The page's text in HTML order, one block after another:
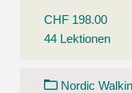
CHF 198.00
44 Lektionen
Nordic